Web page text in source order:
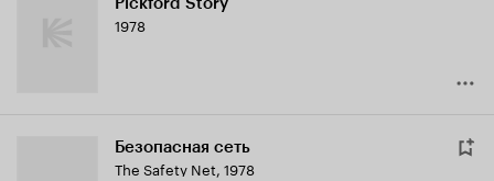
1978
Безопасная сеть
The Safety Net, 1978